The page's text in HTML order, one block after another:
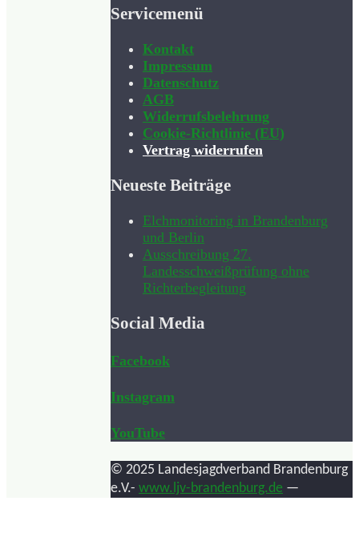
Servicemenü
Kontakt
Impressum
Datenschutz
AGB
Widerrufsbelehrung
Cookie-Richtlinie (EU)
Vertrag widerrufen
Neueste Beiträge
Elchmonitoring in Brandenburg
und Berlin
Ausschreibung 27.
Landesschweißprüfung ohne
Richterbegleitung
Social Media
Facebook
Instagram
YouTube
© 2025 Landesjagdverband Brandenburg
e.V.- www.ljv-brandenburg.de —